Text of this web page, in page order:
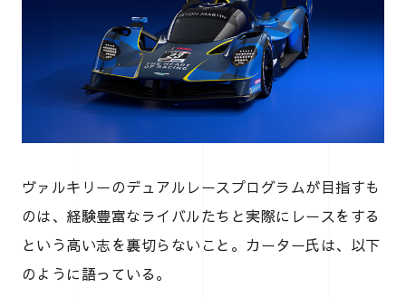
ヴァルキリーのデュアルレースプログラムが目指すも
のは、経験豊富なライバルたちと実際にレースをする
という高い志を裏切らないこと。カーター氏は、以下
のように語っている。